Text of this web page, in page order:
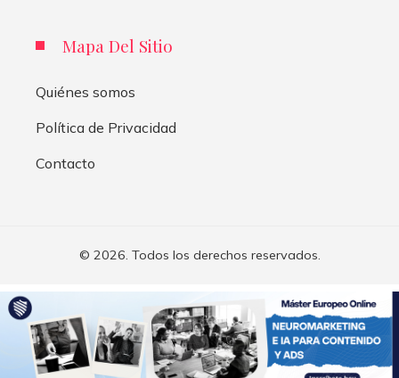
Mapa Del Sitio
Quiénes somos
Política de Privacidad
Contacto
© 2026. Todos los derechos reservados.